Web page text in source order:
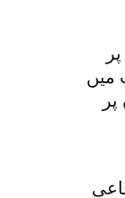
میں